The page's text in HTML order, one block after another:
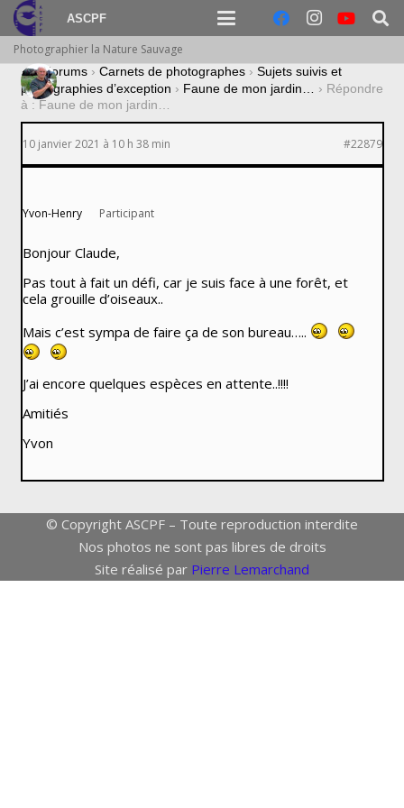
ASCPF
Photographier la Nature Sauvage
› Forums › Carnets de photographes › Sujets suivis et
photographies d’exception › Faune de mon jardin… › Répondre
à : Faune de mon jardin…
10 janvier 2021 à 10 h 38 min #22879
Yvon-Henry Participant
Bonjour Claude,
Pas tout à fait un défi, car je suis face à une forêt, et
cela grouille d’oiseaux..
Mais c’est sympa de faire ça de son bureau…..
J’ai encore quelques espèces en attente..!!!!
Amitiés
Yvon
© Copyright ASCPF – Toute reproduction interdite
Nos photos ne sont pas libres de droits
Site réalisé par Pierre Lemarchand